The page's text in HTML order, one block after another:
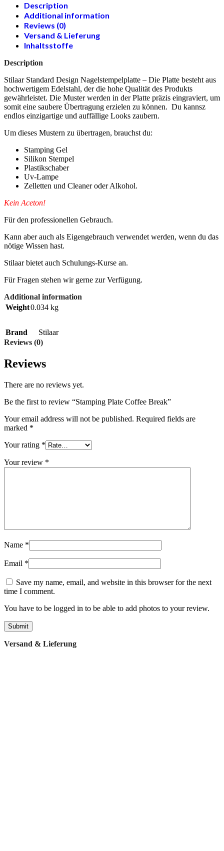
Description
Additional information
Reviews (0)
Versand & Lieferung
Inhaltsstoffe
Description
Stilaar Standard Design Nagelstempelplatte – Die Platte besteht aus
hochwertigem Edelstahl, der die hohe Qualität des Produkts
gewährleistet. Die Muster werden in der Platte präzis eingraviert, um
somit eine saubere Übertragung erzielen zu können. Du kannsz
endlos einzigartige und auffällige Looks zaubern.
Um dieses Mustern zu übertragen, brauchst du:
Stamping Gel
Silikon Stempel
Plastikschaber
Uv-Lampe
Zelletten und Cleaner oder Alkohol.
Kein Aceton!
Für den professionellen Gebrauch.
Kann aber auch als Eigengebrauch verwendet werden, wenn du das
nötige Wissen hast.
Stilaar bietet auch Schulungs-Kurse an.
Für Fragen stehen wir gerne zur Verfügung.
Additional information
Weight0.034 kg
Brand
Stilaar
Reviews (0)
Reviews
There are no reviews yet.
Be the first to review “Stamping Plate Coffee Break”
Your email address will not be published. Required fields are
marked *
Your rating *
Your review *
Name *
Email *
Save my name, email, and website in this browser for the next
time I comment.
You have to be logged in to be able to add photos to your review.
Versand & Lieferung